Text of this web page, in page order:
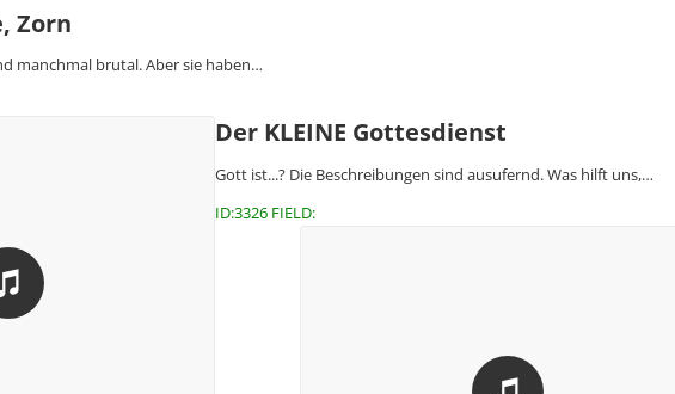
Zorn
manchmal brutal. Aber sie haben…
Der KLEINE Gottesdienst
Gott ist...? Die Beschreibungen sind ausufernd. Was hilft uns,…
ID:3326 FIELD: